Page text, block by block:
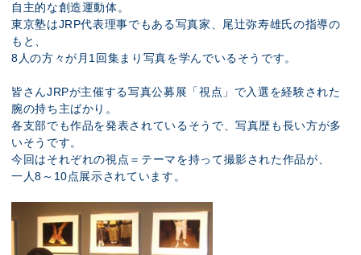
自主的な創造運動体。
東京塾はJRP代表理事でもある写真家、尾辻弥寿雄氏の指導の
もと、
8人の方々が月1回集まり写真を学んでいるそうです。
皆さんJRPが主催する写真公募展「視点」で入選を経験された
腕の持ち主ばかり。
各支部でも作品を発表されているそうで、写真歴も長い方が多
いそうです。
今回はそれぞれの視点＝テーマを持って撮影された作品が、
一人8～10点展示されています。